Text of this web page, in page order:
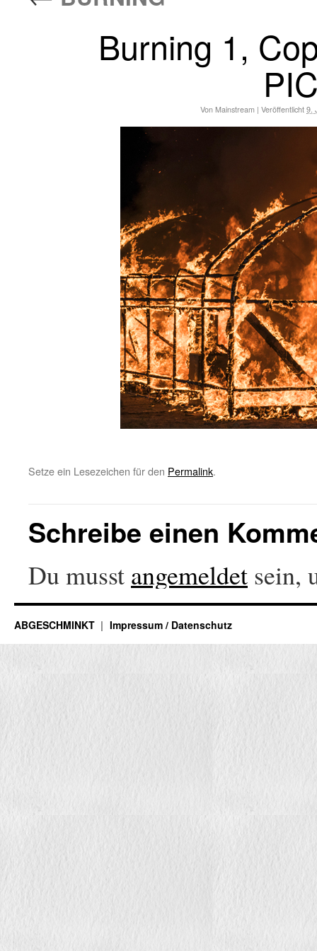
Burning 1,
Von Mainstream | Veröffentlicht 9.
Setze ein Lesezeichen für den Permalink.
Schreibe einen
Du musst angemeldet sein,
ABGESCHMINKT Impressum / Datenschutz